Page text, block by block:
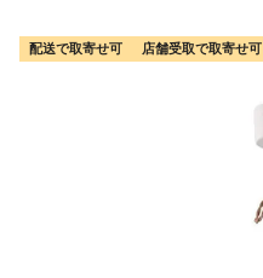
配送で取寄せ可 店舗受取で取寄せ可